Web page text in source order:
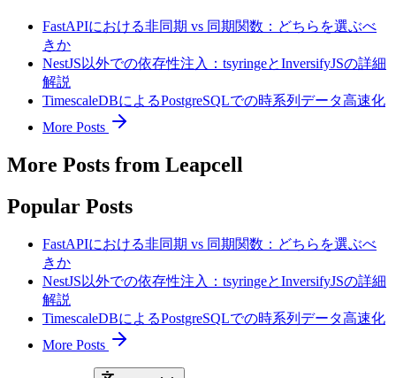
FastAPIにおける非同期 vs 同期関数：どちらを選ぶべ
きか
NestJS以外での依存性注入：tsyringeとInversifyJSの詳細
解説
TimescaleDBによるPostgreSQLでの時系列データ高速化
More Posts
More Posts from Leapcell
Popular Posts
FastAPIにおける非同期 vs 同期関数：どちらを選ぶべ
きか
NestJS以外での依存性注入：tsyringeとInversifyJSの詳細
解説
TimescaleDBによるPostgreSQLでの時系列データ高速化
More Posts